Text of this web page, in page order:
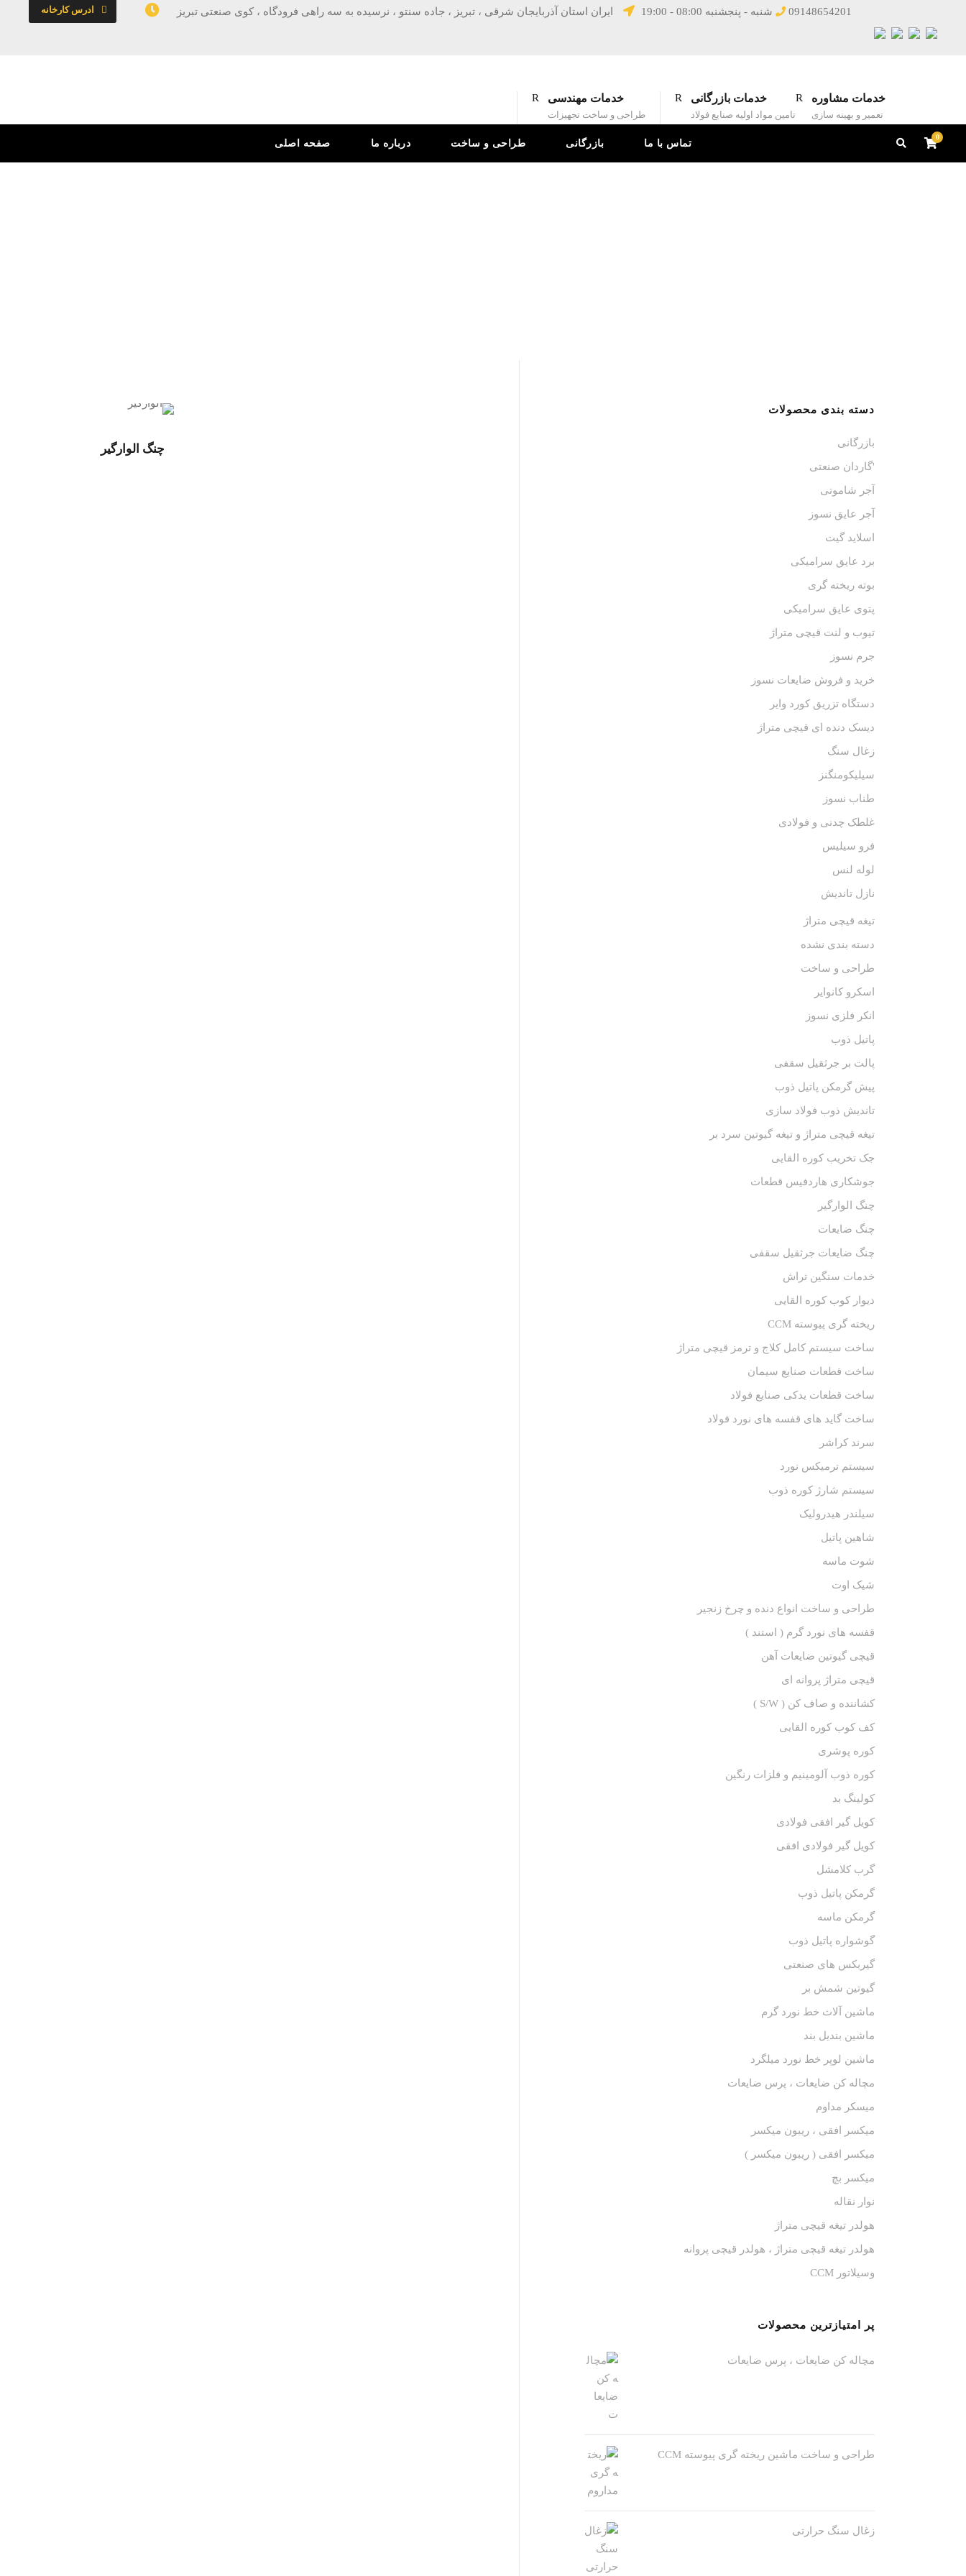
ادرس کارخانه 09148654201 شنبه - پنجشنبه 08:00 - 19:00 ایران استان آذربایجان شرقی ، تبریز ، جاده سنتو ، نرسیده به سه راهی فرودگاه ، کوی صنعتی تبریز
خدمات مشاوره
تعمیر و بهینه سازی
خدمات بازرگانی
تامین مواد اولیه صنایع فولاد
خدمات مهندسی
طراحی و ساخت تجهیزات
صفحه اصلی درباره ما طراحی و ساخت بازرگانی تماس با ما
0
چنگ الوارگیر
دسته بندی محصولات
بازرگانی
'گاردان صنعتی
آجر شاموتی
آجر عایق نسوز
اسلاید گیت
برد عایق سرامیکی
بوته ریخته گری
پتوی عایق سرامیکی
تیوب و لنت قیچی متراژ
جرم نسوز
خرید و فروش ضایعات نسوز
دستگاه تزریق کورد وایر
دیسک دنده ای قیچی متراژ
زغال سنگ
سیلیکومنگنز
طناب نسوز
غلطک چدنی و فولادی
فرو سیلیس
لوله لنس
نازل تاندیش
تیغه قیچی متراژ
دسته بندی نشده
طراحی و ساخت
اسکرو کانوایر
انکر فلزی نسوز
پاتیل ذوب
پالت بر جرثقیل سقفی
پیش گرمکن پاتیل ذوب
تاندیش ذوب فولاد سازی
تیغه قیچی متراژ و تیغه گیوتین سرد بر
جک تخریب کوره القایی
جوشکاری هاردفیس قطعات
چنگ الوارگیر
چنگ ضایعات
چنگ ضایعات جرثقیل سقفی
خدمات سنگین تراش
دیوار کوب کوره القایی
ریخته گری پیوسته CCM
ساخت سیستم کامل کلاج و ترمز قیچی متراژ
ساخت قطعات صنایع سیمان
ساخت قطعات یدکی صنایع فولاد
ساخت گاید های قفسه های نورد فولاد
سرند کراشر
سیستم ترمیکس نورد
سیستم شارژ کوره ذوب
سیلندر هیدرولیک
شاهین پاتیل
شوت ماسه
شیک اوت
طراحی و ساخت انواع دنده و چرخ زنجیر
قفسه های نورد گرم ( استند )
قیچی گیوتین ضایعات آهن
قیچی متراژ پروانه ای
کشاننده و صاف کن ( S/W )
کف کوب کوره القا‌یی
کوره پوشری
کوره ذوب آلومینیم و فلزات رنگین
کولینگ بد
کویل گیر افقی فولادی
کویل گیر فولادی افقی
گرب کلامشل
گرمکن پاتیل ذوب
گرمکن ماسه
گوشواره پاتیل ذوب
گیربکس های صنعتی
گیوتین شمش بر
ماشین آلات خط نورد گرم
ماشین بندیل بند
ماشین لوپر خط نورد میلگرد
مچاله کن ضایعات ، پرس ضایعات
میسکر مداوم
میکسر افقی ، ریبون میکسر
میکسر افقی ( ریبون میکسر )
میکسر بچ
نوار نقاله
هولدر تیغه قیچی متراژ
هولدر تیغه قیچی متراژ ، هولدر قیچی پروانه
وسیلاتور CCM
پر امتیازترین محصولات
مچاله کن ضایعات ، پرس ضایعات
طراحی و ساخت ماشین ریخته گری پیوسته CCM
زغال سنگ حرارتی
حوزه فعالیت این شرکت در دو بخش
بازرگانی و ساخت می باشد . این
شرکت در زمینه تامین مواد اولیه
صنایع متالورژی و ساخت ماشین آلات
و تجهیزات صنایع ذوب ، نورد و صنایع
معادن فعالیت دارد . این شرکت با
تکیه بر تجربه و دانش مهندسین
خودخددمات فنی و مهندسی خود را
به صنایع ذوب و نورد فولاد ارائه می
اطلاعات تماس
، رو به روی آرد سازی تبریز
04132877006